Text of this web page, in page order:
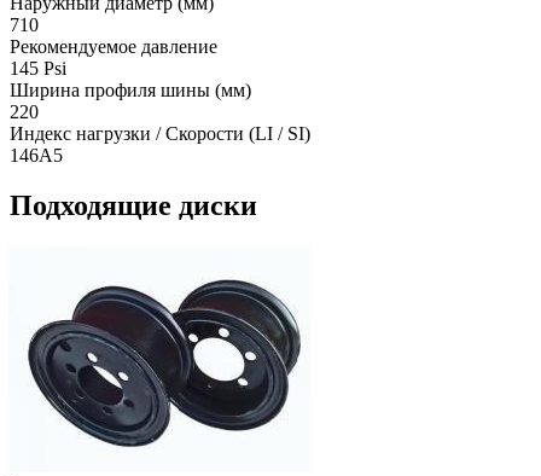
710
Рекомендуемое давление
145 Psi
Ширина профиля шины (мм)
220
Индекс нагрузки / Скорости (LI / SI)
146A5
Подходящие диски